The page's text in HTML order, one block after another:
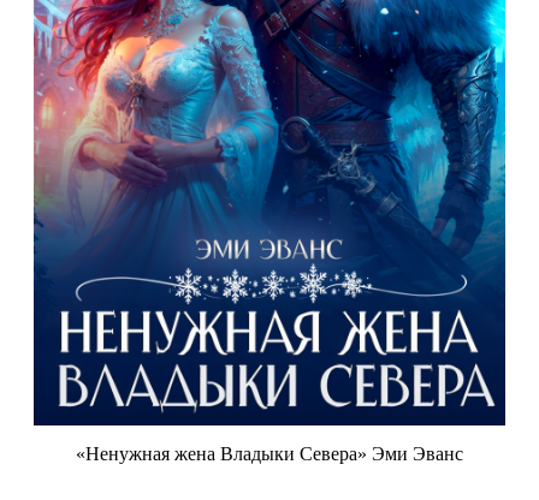
«Ненужная жена Владыки Севера» Эми Эванс